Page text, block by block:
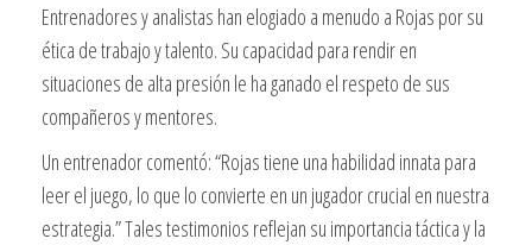
Entrenadores y analistas han elogiado a menudo a Rojas por su
ética de trabajo y talento. Su capacidad para rendir en
situaciones de alta presión le ha ganado el respeto de sus
compañeros y mentores.
Un entrenador comentó: “Rojas tiene una habilidad innata para
leer el juego, lo que lo convierte en un jugador crucial en nuestra
estrategia.” Tales testimonios reflejan su importancia táctica y la